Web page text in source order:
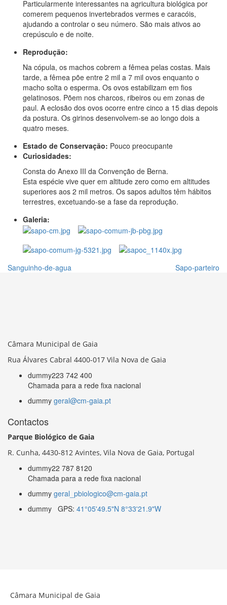
Particularmente interessantes na agricultura biológica por
comerem pequenos invertebrados vermes e caracóis,
ajudando a controlar o seu número. São mais ativos ao
crepúsculo e de noite.
Reprodução:
Na cópula, os machos cobrem a fêmea pelas costas. Mais
tarde, a fêmea põe entre 2 mil a 7 mil ovos enquanto o
macho solta o esperma. Os ovos estabilizam em fios
gelatinosos. Põem nos charcos, ribeiros ou em zonas de
paul. A eclosão dos ovos ocorre entre cinco a 15 dias depois
da postura. Os girinos desenvolvem-se ao longo dois a
quatro meses.
Estado de Conservação: Pouco preocupante
Curiosidades:
Consta do Anexo III da Convenção de Berna.
Esta espécie vive quer em altitude zero como em altitudes
superiores aos 2 mil metros. Os sapos adultos têm hábitos
terrestres, excetuando-se a fase da reprodução.
Galeria:
Sanguinho-de-agua Sapo-parteiro
Câmara Municipal de Gaia
Rua Álvares Cabral 4400-017 Vila Nova de Gaia
dummy223 742 400
Chamada para a rede fixa nacional
dummy geral@cm-gaia.pt
Contactos
Parque Biológico de Gaia
R. Cunha, 4430-812 Avintes, Vila Nova de Gaia, Portugal
dummy22 787 8120
Chamada para a rede fixa nacional
dummy geral_pbiologico@cm-gaia.pt
dummy GPS: 41°05'49.5"N 8°33'21.9"W
Câmara Municipal de Gaia